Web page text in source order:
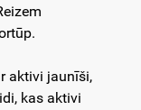
aktivi jaunīši,
kas aktivi